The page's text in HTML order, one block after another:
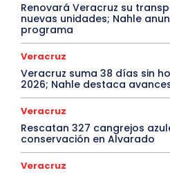
Renovará Veracruz su
nuevas unidades; Nahle
programa
Veracruz
Veracruz suma 38 días sin
2026; Nahle destaca
Veracruz
Rescatan 327 cangrejos
conservación en Alvarado
Veracruz